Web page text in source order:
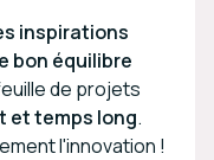
inspirations
bon équilibre
de projets
et temps long.
l'innovation !